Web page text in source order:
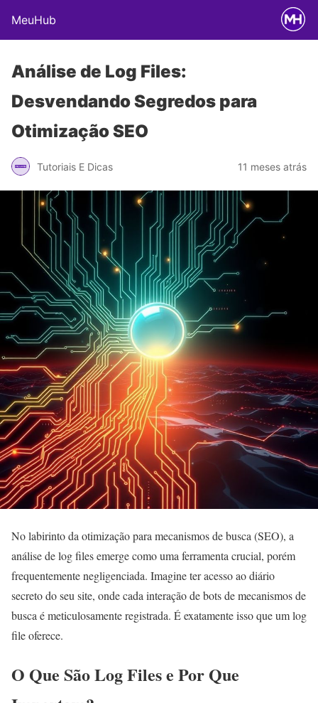
MeuHub
Análise de Log Files:
Desvendando Segredos para
Otimização SEO
Tutoriais E Dicas 11 meses atrás
No labirinto da otimização para mecanismos de busca (SEO), a
análise de log files emerge como uma ferramenta crucial, porém
frequentemente negligenciada. Imagine ter acesso ao diário
secreto do seu site, onde cada interação de bots de mecanismos de
busca é meticulosamente registrada. É exatamente isso que um log
file oferece.
O Que São Log Files e Por Que